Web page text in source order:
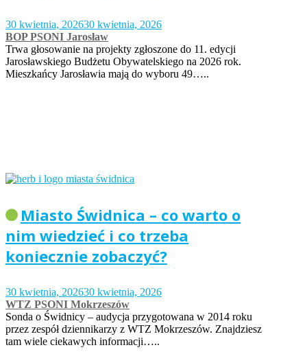
30 kwietnia, 202630 kwietnia, 2026
BOP PSONI Jarosław
Trwa głosowanie na projekty zgłoszone do 11. edycji
Jarosławskiego Budżetu Obywatelskiego na 2026 rok.
Mieszkańcy Jarosławia mają do wyboru 49…..
Miasto Świdnica – co warto o
nim wiedzieć i co trzeba
koniecznie zobaczyć?
30 kwietnia, 202630 kwietnia, 2026
WTZ PSONI Mokrzeszów
Sonda o Świdnicy – audycja przygotowana w 2014 roku
przez zespół dziennikarzy z WTZ Mokrzeszów. Znajdziesz
tam wiele ciekawych informacji…..